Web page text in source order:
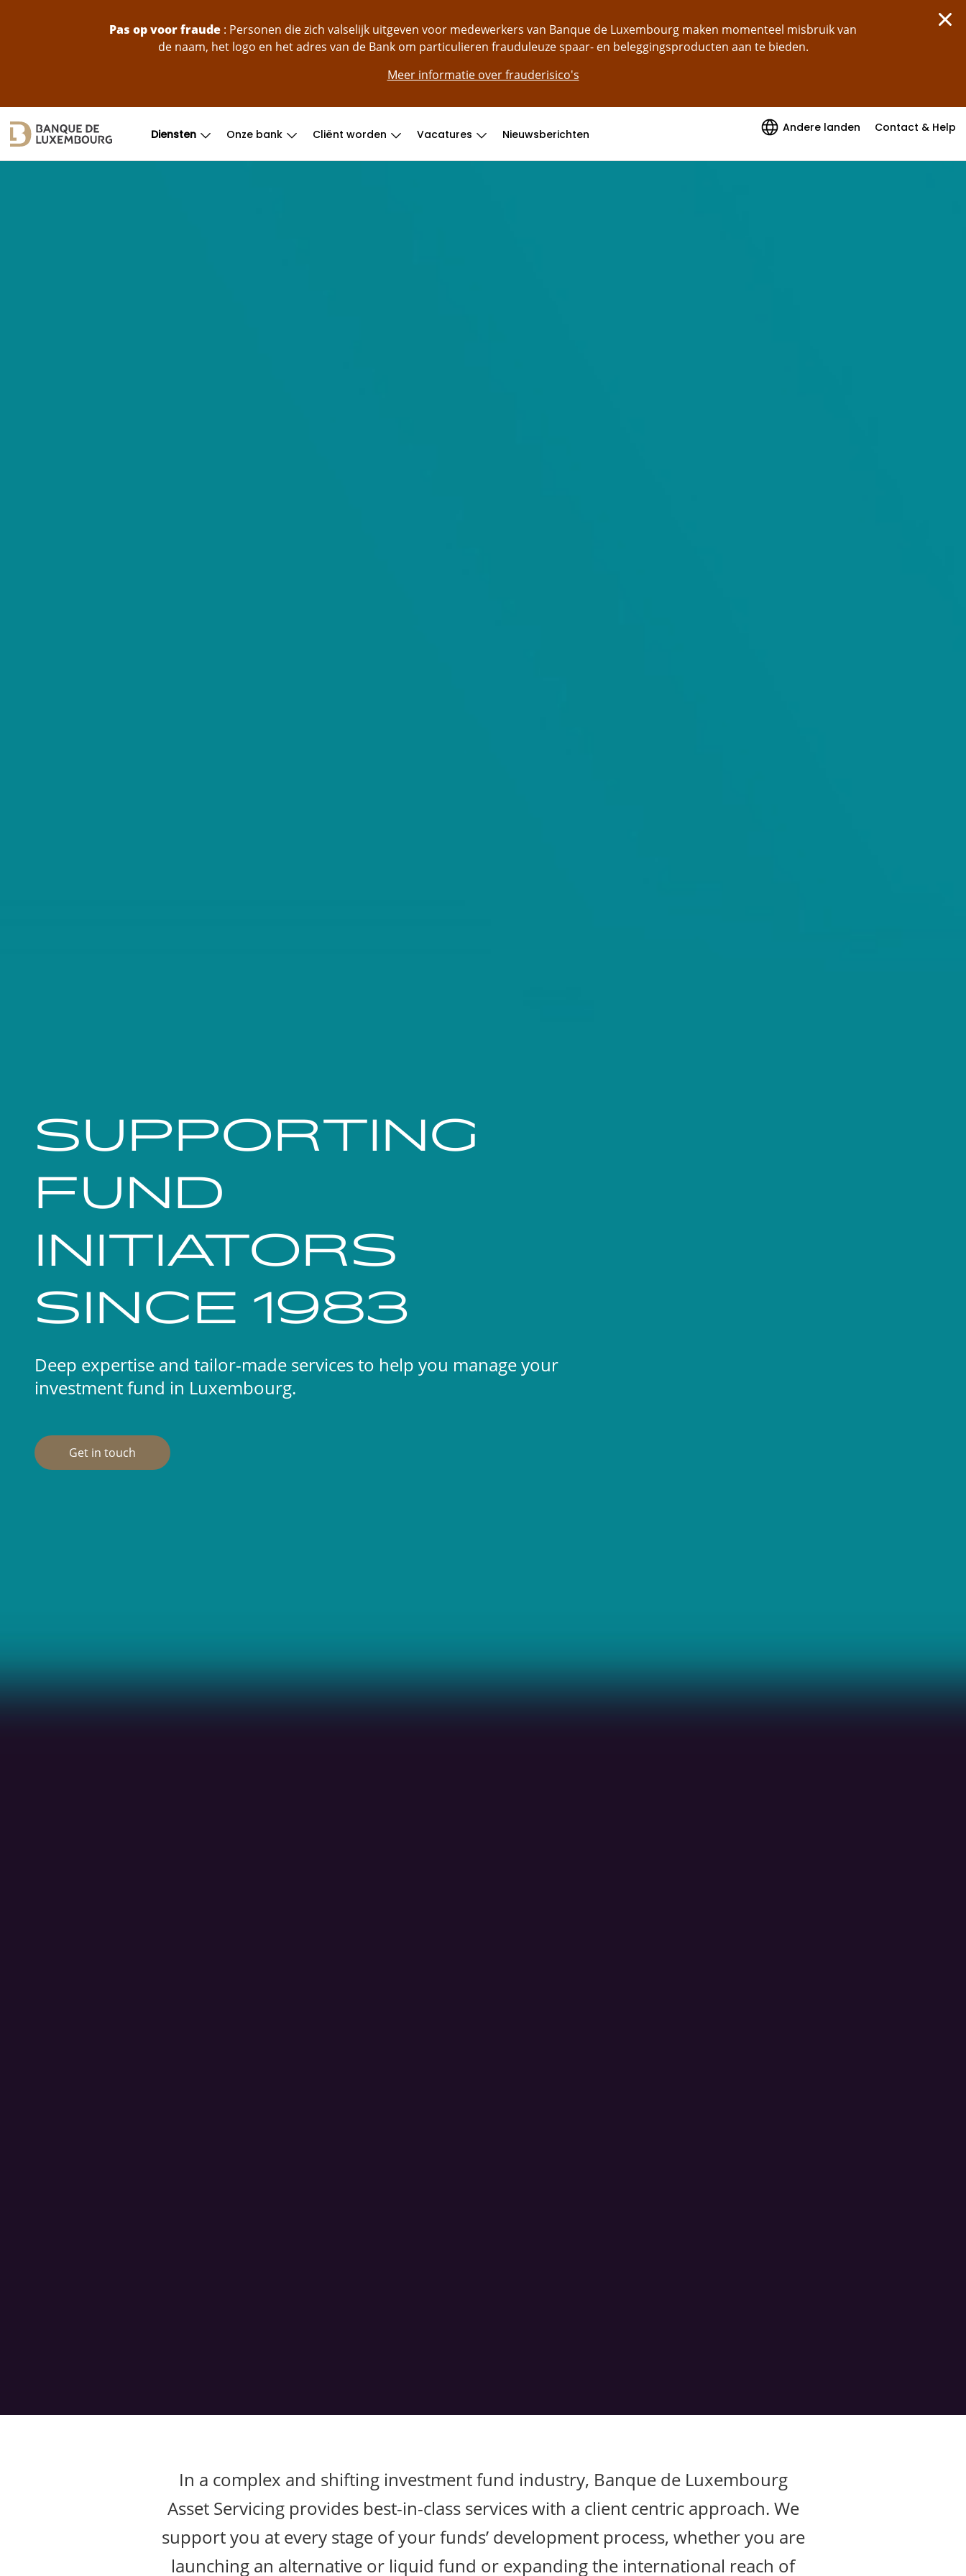
Pas op voor fraude : Personen die zich valselijk uitgeven voor medewerkers van Banque de Luxembourg maken momenteel misbruik van
de naam, het logo en het adres van de Bank om particulieren frauduleuze spaar- en beleggingsproducten aan te bieden.
Meer informatie over frauderisico's
Diensten Onze bank Cliënt worden Vacatures Nieuwsberichten Andere landen Contact & Help
SUPPORTING
FUND
INITIATORS
SINCE 1983
Deep expertise and tailor-made services to help you manage your
investment fund in Luxembourg.
Get in touch
In a complex and shifting investment fund industry, Banque de Luxembourg
Asset Servicing provides best-in-class services with a client centric approach. We
support you at every stage of your funds’ development process, whether you are
launching an alternative or liquid fund or expanding the international reach of